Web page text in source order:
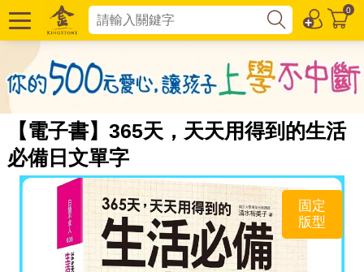
0
【電子書】365天，天天用得到的生活
必備日文單字
固定
版型